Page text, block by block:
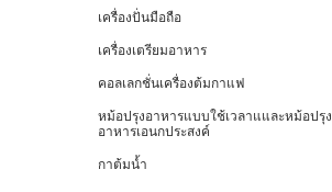
เครื่องปั่นมือถือ
เครื่องเตรียมอาหาร
คอลเลกชั่นเครื่องต้มกาแฟ
หม้อปรุงอาหารแบบใช้เวลาแและหม้อปรุง
อาหารเอนกประสงค์
กาต้มน้ำ